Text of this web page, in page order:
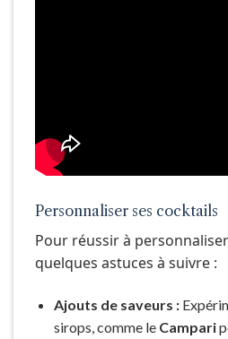
Personnaliser ses cocktails
Pour réussir à
quelques astuces à suivre :
Ajouts de saveurs :
sirops, comme le Campari